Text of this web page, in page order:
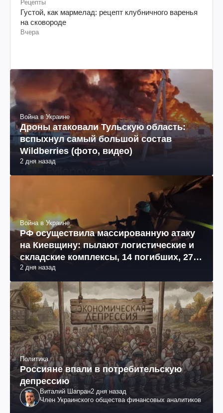
Рецепты
Густой, как мармелад: рецепт клубничного варенья
на сковороде
Вчера
Война в Украине
Дроны атаковали Тульскую область:
вспыхнул самый большой состав
Wildberries (фото, видео)
2 дня назад
Война в Украине
РФ осуществила массированную атаку
на Киевщину: пылают логистические и
складские комплексы, 14 погибших, 27
раненых (фото, видео)
2 дня назад
Политика
Россияне впали в потребительскую
депрессию
Виталий Шапран2 дня назад
Член Украинского общества финансовых аналитиков